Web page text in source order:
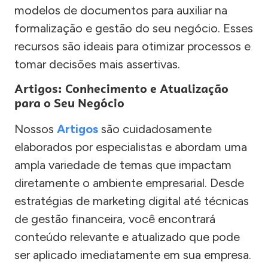
modelos de documentos para auxiliar na
formalização e gestão do seu negócio. Esses
recursos são ideais para otimizar processos e
tomar decisões mais assertivas.
Artigos: Conhecimento e Atualização
para o Seu Negócio
Nossos Artigos são cuidadosamente
elaborados por especialistas e abordam uma
ampla variedade de temas que impactam
diretamente o ambiente empresarial. Desde
estratégias de marketing digital até técnicas
de gestão financeira, você encontrará
conteúdo relevante e atualizado que pode
ser aplicado imediatamente em sua empresa.